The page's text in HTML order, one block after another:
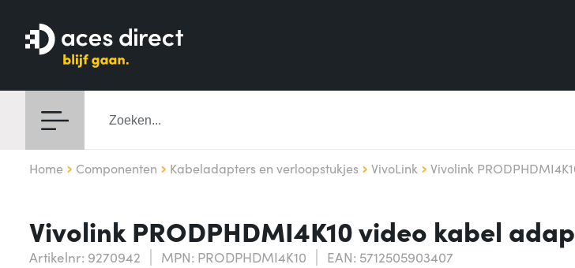
Home Componenten Kabeladapters en verloopstukjes VivoLink Vivolink
Vivolink PRODPHDMI4K10 video kabel
Artikelnr: 9270942 MPN: PRODPHDMI4K10 EAN: 5712505903407